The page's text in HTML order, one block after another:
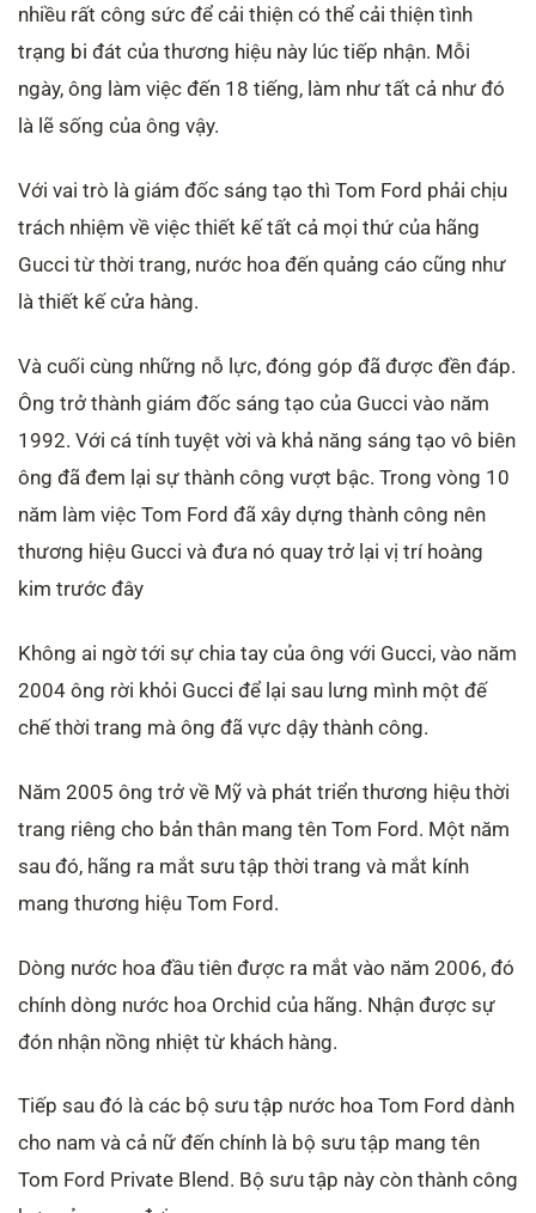
nhiều rất công sức để cải thiện có thể cải thiện tình
trạng bi đát của thương hiệu này lúc tiếp nhận. Mỗi
ngày, ông làm việc đến 18 tiếng, làm như tất cả như đó
là lẽ sống của ông vậy.
Với vai trò là giám đốc sáng tạo thì Tom Ford phải chịu
trách nhiệm về việc thiết kế tất cả mọi thứ của hãng
Gucci từ thời trang, nước hoa đến quảng cáo cũng như
là thiết kế cửa hàng.
Và cuối cùng những nỗ lực, đóng góp đã được đền đáp.
Ông trở thành giám đốc sáng tạo của Gucci vào năm
1992. Với cá tính tuyệt vời và khả năng sáng tạo vô biên
ông đã đem lại sự thành công vượt bậc. Trong vòng 10
năm làm việc Tom Ford đã xây dựng thành công nên
thương hiệu Gucci và đưa nó quay trở lại vị trí hoàng
kim trước đây
Không ai ngờ tới sự chia tay của ông với Gucci, vào năm
2004 ông rời khỏi Gucci để lại sau lưng mình một đế
chế thời trang mà ông đã vực dậy thành công.
Năm 2005 ông trở về Mỹ và phát triển thương hiệu thời
trang riêng cho bản thân mang tên Tom Ford. Một năm
sau đó, hãng ra mắt sưu tập thời trang và mắt kính
mang thương hiệu Tom Ford.
Dòng nước hoa đầu tiên được ra mắt vào năm 2006, đó
chính dòng nước hoa Orchid của hãng. Nhận được sự
đón nhận nồng nhiệt từ khách hàng.
Tiếp sau đó là các bộ sưu tập nước hoa Tom Ford dành
cho nam và cả nữ đến chính là bộ sưu tập mang tên
Tom Ford Private Blend. Bộ sưu tập này còn thành công